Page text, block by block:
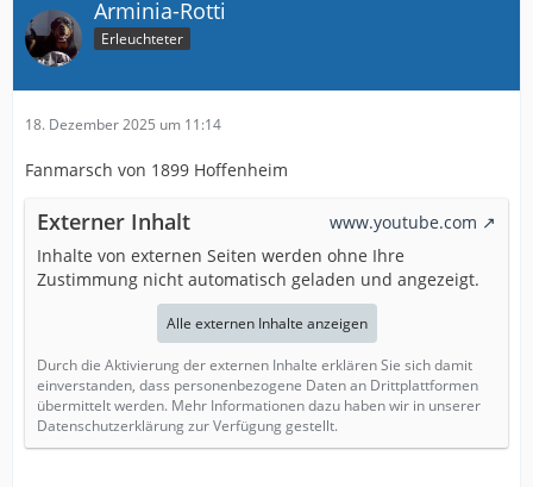
Arminia-Rotti
Erleuchteter
18. Dezember 2025 um 11:14
Fanmarsch von 1899 Hoffenheim
Externer Inhalt
www.youtube.com
Inhalte von externen Seiten werden ohne Ihre
Zustimmung nicht automatisch geladen und angezeigt.
Alle externen Inhalte anzeigen
Durch die Aktivierung der externen Inhalte erklären Sie sich damit
einverstanden, dass personenbezogene Daten an Drittplattformen
übermittelt werden. Mehr Informationen dazu haben wir in unserer
Datenschutzerklärung zur Verfügung gestellt.